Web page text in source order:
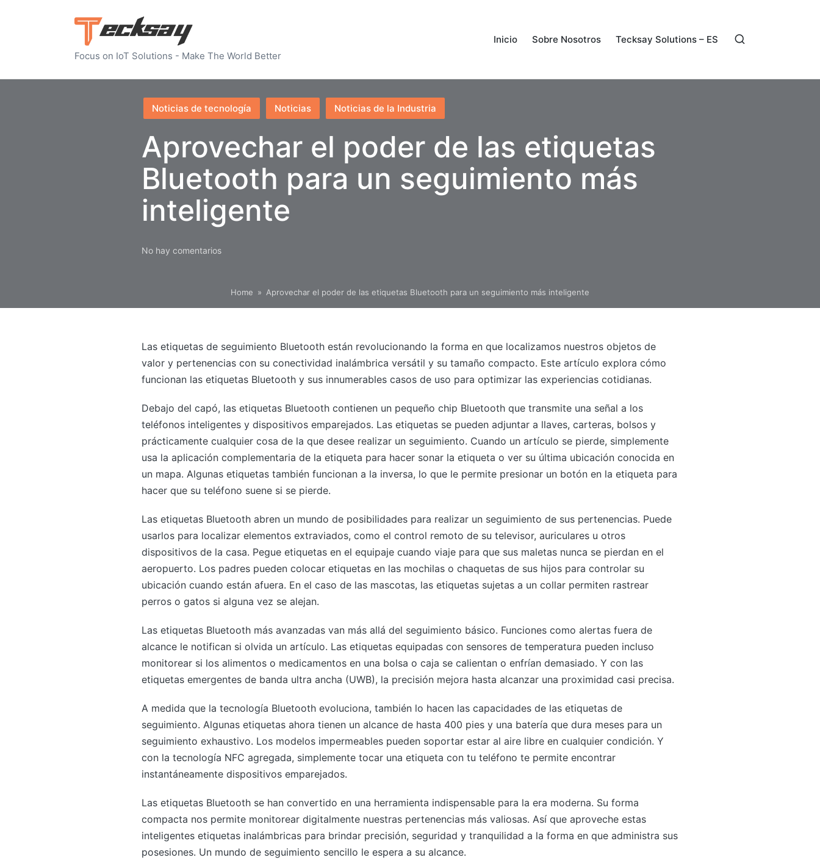
Focus on IoT Solutions - Make The World Better
Inicio Sobre Nosotros Tecksay Solutions – ES
Publicado
en
Noticias de tecnología Noticias Noticias de la Industria
Aprovechar el poder de las etiquetas
Bluetooth para un seguimiento más
inteligente
No hay comentarios
Home » Aprovechar el poder de las etiquetas Bluetooth para un seguimiento más inteligente
Las etiquetas de seguimiento Bluetooth están revolucionando la forma en que localizamos nuestros objetos de
valor y pertenencias con su conectividad inalámbrica versátil y su tamaño compacto. Este artículo explora cómo
funcionan las etiquetas Bluetooth y sus innumerables casos de uso para optimizar las experiencias cotidianas.
Debajo del capó, las etiquetas Bluetooth contienen un pequeño chip Bluetooth que transmite una señal a los
teléfonos inteligentes y dispositivos emparejados. Las etiquetas se pueden adjuntar a llaves, carteras, bolsos y
prácticamente cualquier cosa de la que desee realizar un seguimiento. Cuando un artículo se pierde, simplemente
usa la aplicación complementaria de la etiqueta para hacer sonar la etiqueta o ver su última ubicación conocida en
un mapa. Algunas etiquetas también funcionan a la inversa, lo que le permite presionar un botón en la etiqueta para
hacer que su teléfono suene si se pierde.
Las etiquetas Bluetooth abren un mundo de posibilidades para realizar un seguimiento de sus pertenencias. Puede
usarlos para localizar elementos extraviados, como el control remoto de su televisor, auriculares u otros
dispositivos de la casa. Pegue etiquetas en el equipaje cuando viaje para que sus maletas nunca se pierdan en el
aeropuerto. Los padres pueden colocar etiquetas en las mochilas o chaquetas de sus hijos para controlar su
ubicación cuando están afuera. En el caso de las mascotas, las etiquetas sujetas a un collar permiten rastrear
perros o gatos si alguna vez se alejan.
Las etiquetas Bluetooth más avanzadas van más allá del seguimiento básico. Funciones como alertas fuera de
alcance le notifican si olvida un artículo. Las etiquetas equipadas con sensores de temperatura pueden incluso
monitorear si los alimentos o medicamentos en una bolsa o caja se calientan o enfrían demasiado. Y con las
etiquetas emergentes de banda ultra ancha (UWB), la precisión mejora hasta alcanzar una proximidad casi precisa.
A medida que la tecnología Bluetooth evoluciona, también lo hacen las capacidades de las etiquetas de
seguimiento. Algunas etiquetas ahora tienen un alcance de hasta 400 pies y una batería que dura meses para un
seguimiento exhaustivo. Los modelos impermeables pueden soportar estar al aire libre en cualquier condición. Y
con la tecnología NFC agregada, simplemente tocar una etiqueta con tu teléfono te permite encontrar
instantáneamente dispositivos emparejados.
Las etiquetas Bluetooth se han convertido en una herramienta indispensable para la era moderna. Su forma
compacta nos permite monitorear digitalmente nuestras pertenencias más valiosas. Así que aproveche estas
inteligentes etiquetas inalámbricas para brindar precisión, seguridad y tranquilidad a la forma en que administra sus
posesiones. Un mundo de seguimiento sencillo le espera a su alcance.